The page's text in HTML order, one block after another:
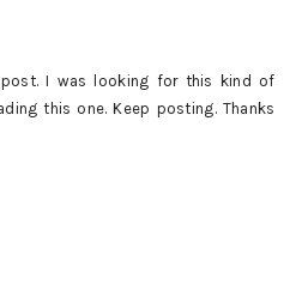
post. I was looking for this kind of
this one. Keep posting. Thanks